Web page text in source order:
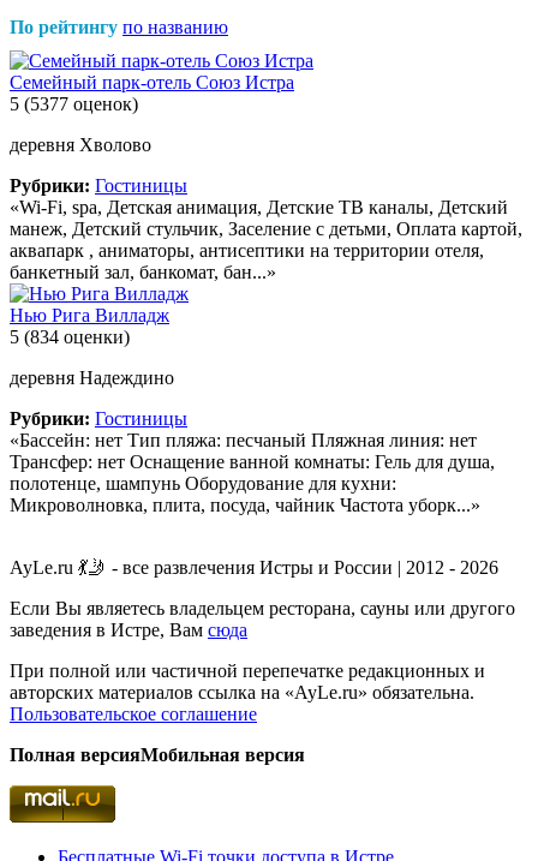
По рейтингу по названию
Семейный парк-отель Союз Истра
5 (5377 оценок)
деревня Хволово
Рубрики: Гостиницы
«Wi-Fi, spa, Детская анимация, Детские ТВ каналы, Детский
манеж, Детский стульчик, Заселение с детьми, Оплата картой,
аквапарк , аниматоры, антисептики на территории отеля,
банкетный зал, банкомат, бан...»
Нью Рига Вилладж
5 (834 оценки)
деревня Надеждино
Рубрики: Гостиницы
«Бассейн: нет Тип пляжа: песчаный Пляжная линия: нет
Трансфер: нет Оснащение ванной комнаты: Гель для душа,
полотенце, шампунь Оборудование для кухни:
Микроволновка, плита, посуда, чайник Частота уборк...»
AyLe.ru 💃🤳 - все развлечения Истры и России | 2012 - 2026
Если Вы являетесь владельцем ресторана, сауны или другого
заведения в Истре, Вам сюда
При полной или частичной перепечатке редакционных и
авторских материалов ссылка на «AyLe.ru» обязательна.
Пользовательское соглашение
Полная версияМобильная версия
Бесплатные Wi-Fi точки доступа в Истре